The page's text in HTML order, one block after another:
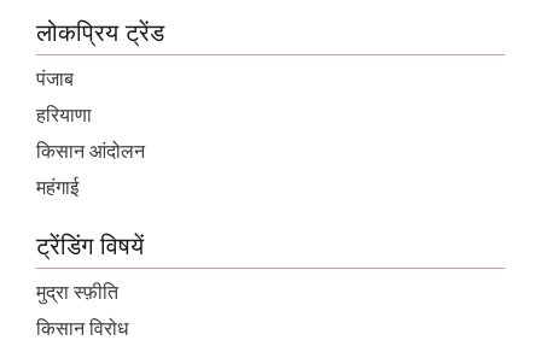
लोकप्रिय ट्रेंड
पंजाब
हरियाणा
किसान आंदोलन
महंगाई
ट्रेंडिंग विषयें
मुद्रा स्फ़ीति
किसान विरोध